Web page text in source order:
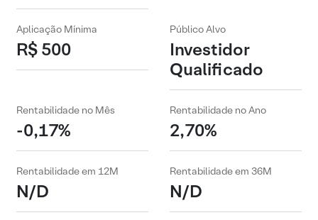
Aplicação Mínima
R$ 500
Público Alvo
Investidor
Qualificado
Rentabilidade no Mês
-0,17%
Rentabilidade no Ano
2,70%
Rentabilidade em 12M
N/D
Rentabilidade em 36M
N/D